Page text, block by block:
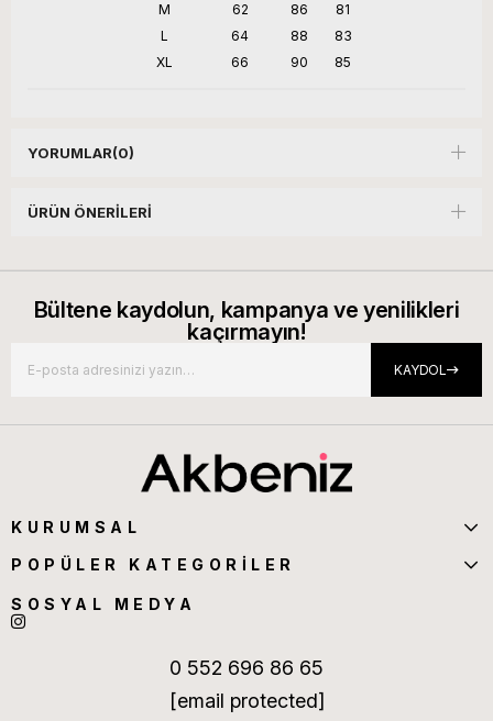
M 62 86
81
L
64 88
83
XL
66 90 85
YORUMLAR(0)
ÜRÜN ÖNERILERI
Bültene kaydolun, kampanya ve yenilikleri
kaçırmayın!
KAYDOL
KURUMSAL
POPÜLER KATEGORİLER
SOSYAL MEDYA
0 552 696 86 65
[email protected]